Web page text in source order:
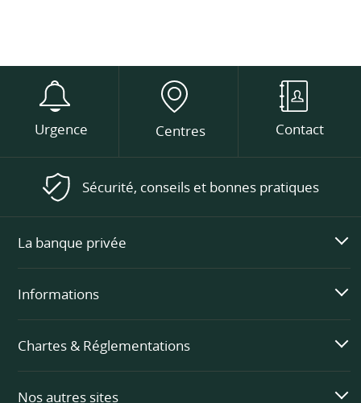
Urgence Centres Contact
Sécurité, conseils et bonnes pratiques
La banque privée
Informations
Chartes & Réglementations
Nos autres sites